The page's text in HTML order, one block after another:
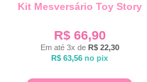
Kit Mesversário Toy Story
R$66,90
Em até 3x de R$22,30
R$ 63,56 no pix